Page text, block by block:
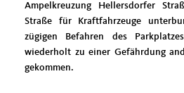
Ampelkreuzung Hellersdorfer
Straße für Kraftfahrzeuge
zügigen Befahren des
wiederholt zu einer Gefährdung
gekommen.